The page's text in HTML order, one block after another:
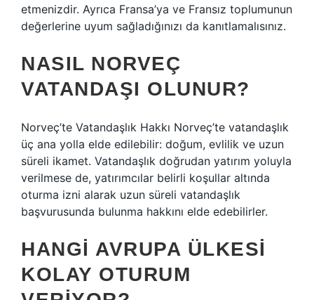
etmenizdir. Ayrıca Fransa’ya ve Fransız toplumunun
değerlerine uyum sağladığınızı da kanıtlamalısınız.
NASIL NORVEÇ
VATANDAŞI OLUNUR?
Norveç’te Vatandaşlık Hakkı Norveç’te vatandaşlık
üç ana yolla elde edilebilir: doğum, evlilik ve uzun
süreli ikamet. Vatandaşlık doğrudan yatırım yoluyla
verilmese de, yatırımcılar belirli koşullar altında
oturma izni alarak uzun süreli vatandaşlık
başvurusunda bulunma hakkını elde edebilirler.
HANGI AVRUPA ÜLKESI
KOLAY OTURUM